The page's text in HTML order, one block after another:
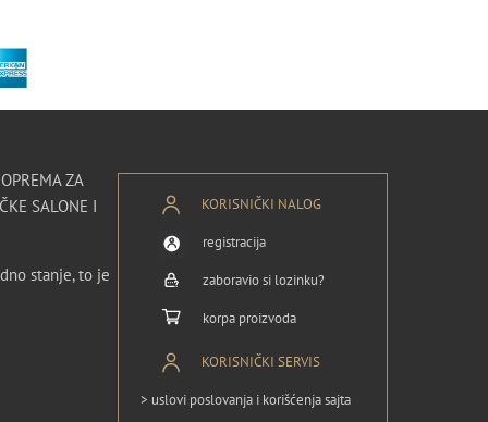
ZA
SALONE I
stanje, to je
KORISNIČKI NALOG
registracija
zaboravio si lozinku?
korpa proizvoda
KORISNIČKI SERVIS
> uslovi poslovanja i korišćenja sajta